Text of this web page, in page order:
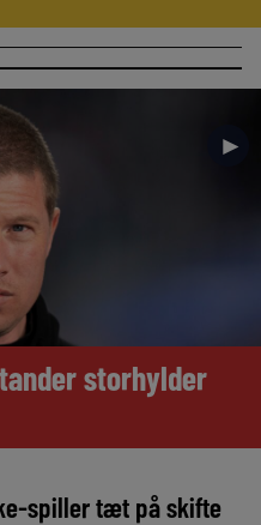
►
storhylder
spiller tæt på skifte